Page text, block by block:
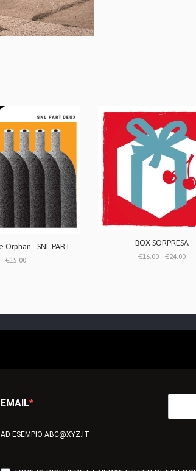
Girless and the Orphan - SNL PART DEUX 7" (edizione limitata)
€15.00
BOX SORPRESA
€16.00 - €24.00
EMAIL
AD ESEMPIO ABC@XYZ.IT